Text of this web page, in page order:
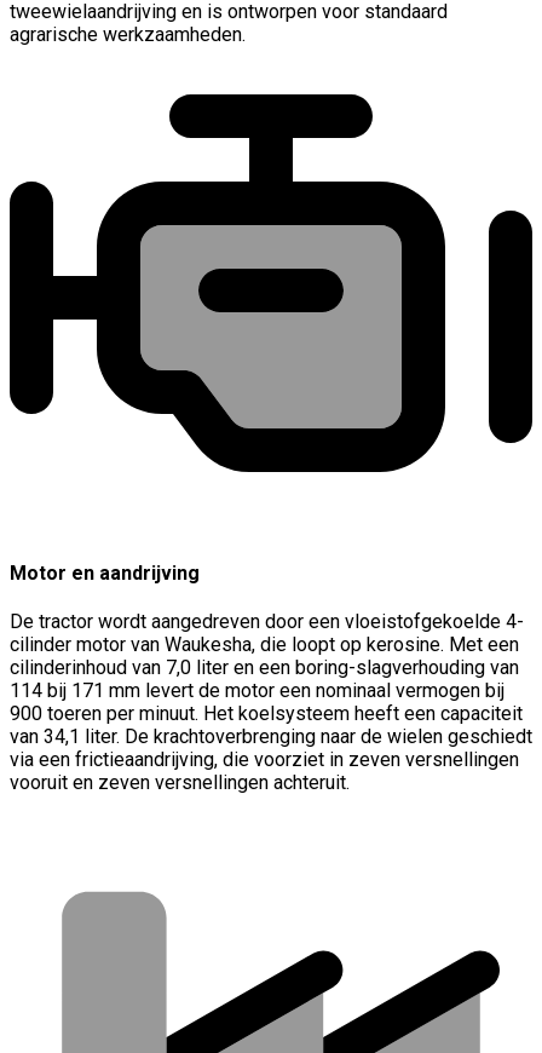
tweewielaandrijving en is ontworpen voor standaard
agrarische werkzaamheden.
Motor en aandrijving
De tractor wordt aangedreven door een vloeistofgekoelde 4-
cilinder motor van Waukesha, die loopt op kerosine. Met een
cilinderinhoud van 7,0 liter en een boring-slagverhouding van
114 bij 171 mm levert de motor een nominaal vermogen bij
900 toeren per minuut. Het koelsysteem heeft een capaciteit
van 34,1 liter. De krachtoverbrenging naar de wielen geschiedt
via een frictieaandrijving, die voorziet in zeven versnellingen
vooruit en zeven versnellingen achteruit.